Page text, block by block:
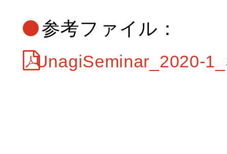
参考ファイル：
UnagiSeminar_2020-